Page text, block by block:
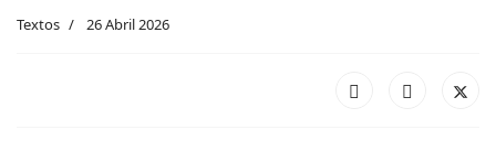
Textos 26 Abril 2026